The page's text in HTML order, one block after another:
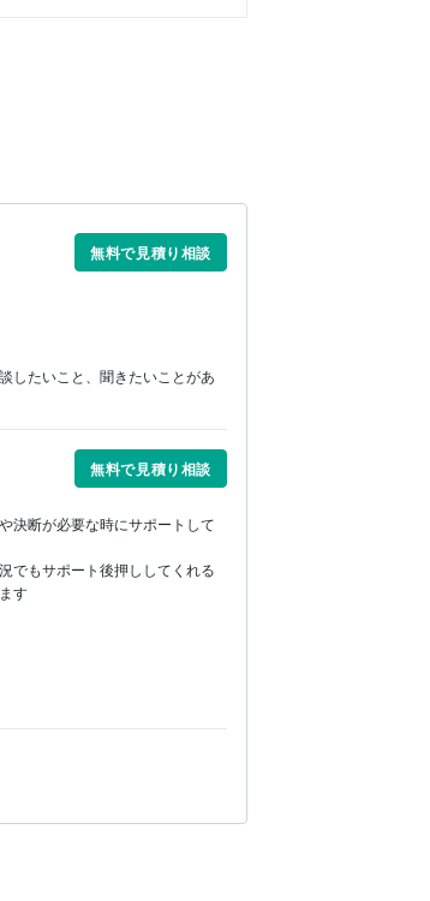
無料で見積り相談
したいこと、聞きたいことがあ
無料で見積り相談
決断が必要な時にサポートして
でもサポート後押ししてくれる